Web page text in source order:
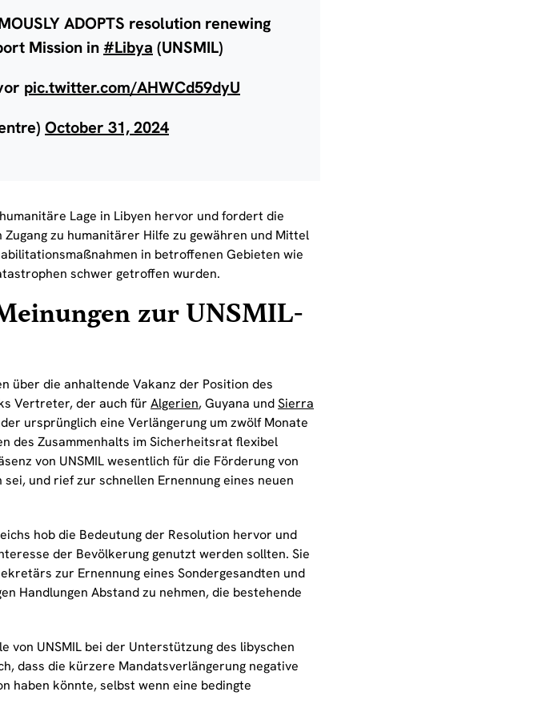
ADOPTS resolution renewing
Mission in #Libya (UNSMIL)
pic.twitter.com/AHWCd59dyU
October 31, 2024
Lage in Libyen hervor und fordert die
zu humanitärer Hilfe zu gewähren und Mittel
in betroffenen Gebieten wie
schwer getroffen wurden.
zur UNSMIL-
über die anhaltende Vakanz der Position des
Vertreter, der auch für Algerien, Guyana undSierra
ursprünglich eine Verlängerung um zwölf Monate
des Zusammenhalts im Sicherheitsrat flexibel
von UNSMIL wesentlich für die Förderung von
und rief zur schnellen Ernennung eines neuen
hob die Bedeutung der Resolution hervor und
der Bevölkerung genutzt werden sollten. Sie
zur Ernennung eines Sondergesandten und
Handlungen Abstand zu nehmen, die bestehende
von UNSMIL bei der Unterstützung des libyschen
dass die kürzere Mandatsverlängerung negative
haben könnte, selbst wenn eine bedingte